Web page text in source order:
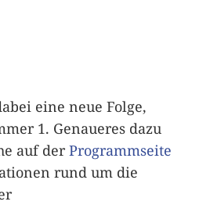
eine neue Folge,
1. Genaueres dazu
auf derProgrammseite
rund um die